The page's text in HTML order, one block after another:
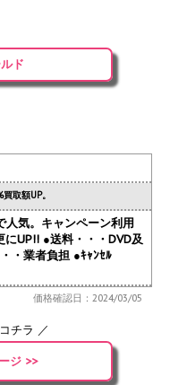
ド
取額UP。
人気。キャンペーン利用
にUP!! ●送料・・・DVD及
・業者負担 ●ｷｬﾝｾﾙ
価格確認日：2024/03/05
チラ ／
ジ >>